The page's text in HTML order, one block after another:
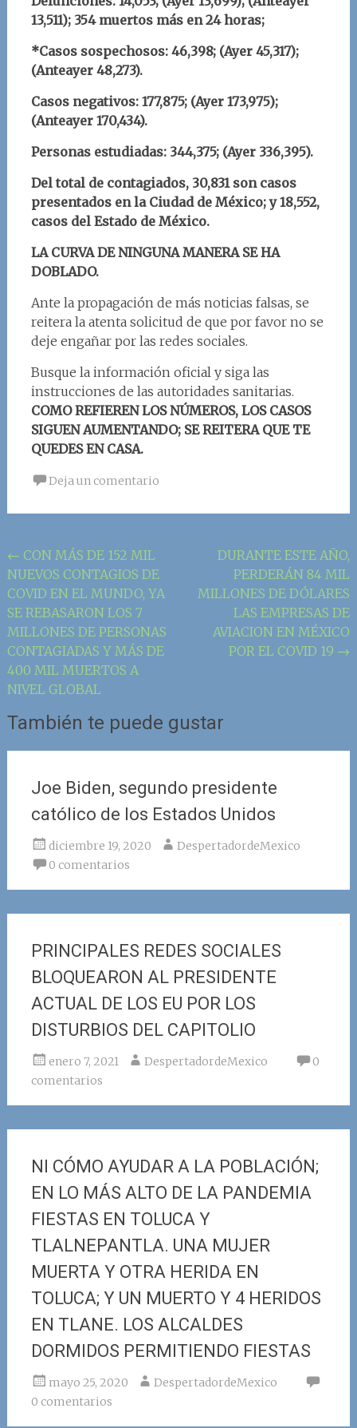
13,511); 354 muertos más en 24 horas;
*Casos sospechosos: 46,398; (Ayer 45,317);
(Anteayer 48,273).
Casos negativos: 177,875; (Ayer 173,975);
(Anteayer 170,434).
Personas estudiadas: 344,375; (Ayer 336,395).
Del total de contagiados, 30,831 son casos
presentados en la Ciudad de México; y 18,552,
casos del Estado de México.
LA CURVA DE NINGUNA MANERA SE HA
DOBLADO.
Ante la propagación de más noticias falsas, se
reitera la atenta solicitud de que por favor no se
deje engañar por las redes sociales.
Busque la información oficial y siga las
instrucciones de las autoridades sanitarias.
COMO REFIEREN LOS NÚMEROS, LOS CASOS
SIGUEN AUMENTANDO; SE REITERA QUE TE
QUEDES EN CASA.
Deja un comentario
Navegación
de
la
entrada
← CON MÁS DE 152 MIL
NUEVOS CONTAGIOS DE
COVID EN EL MUNDO, YA
SE REBASARON LOS 7
MILLONES DE PERSONAS
CONTAGIADAS Y MÁS DE
400 MIL MUERTOS A
NIVEL GLOBAL
DURANTE ESTE AÑO,
PERDERÁN 84 MIL
MILLONES DE DÓLARES
LAS EMPRESAS DE
AVIACION EN MÉXICO
POR EL COVID 19 →
También te puede gustar
Joe Biden, segundo presidente
católico de los Estados Unidos
diciembre 19, 2020
DespertadordeMexico
0 comentarios
PRINCIPALES REDES SOCIALES
BLOQUEARON AL PRESIDENTE
ACTUAL DE LOS EU POR LOS
DISTURBIOS DEL CAPITOLIO
enero 7, 2021 DespertadordeMexico
0
comentarios
NI CÓMO AYUDAR A LA POBLACIÓN;
EN LO MÁS ALTO DE LA PANDEMIA
FIESTAS EN TOLUCA Y
TLALNEPANTLA. UNA MUJER
MUERTA Y OTRA HERIDA EN
TOLUCA; Y UN MUERTO Y 4 HERIDOS
EN TLANE. LOS ALCALDES
DORMIDOS PERMITIENDO FIESTAS
mayo 25, 2020
DespertadordeMexico
0 comentarios